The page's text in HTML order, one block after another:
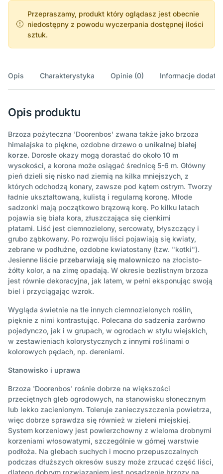
Przepraszamy, produkt który oglądasz jest obecnie
niedostępny z powodu wyczerpania dostępnej ilości
sztuk.
Opis Charakterystyka Opinie (0) Informacje
Opis produktu
Brzoza pożyteczna 'Doorenbos' zwana także jako brzoza
himalajska to piękne, ozdobne drzewo o unikalnej białej
korze. Dorosłe okazy mogą dorastać do około 10 m
wysokości, a korona może osiągać średnicę 5-6 m. Główny
pień dzieli się nisko nad ziemią na kilka mniejszych, z
których odchodzą konary, zawsze pod kątem ostrym. Tworzy
ładnie ukształtowaną, kulistą i regularną koronę. Młode
sadzonki mają początkowo brązową korę. Po kilku latach
pojawia się biała kora, złuszczająca się cienkimi
płatami. Liść jest ciemnozielony, sercowaty, błyszczący i
grubo ząbkowany. Po rozwoju liści pojawiają się kwiaty,
zebrane w podłużne, ozdobne kwiatostany (tzw. "kotki").
Jesienne liście przebarwiają się malowniczo na złocisto-
żółty kolor, a na zimę opadają. W okresie bezlistnym brzoza
jest równie dekoracyjna, jak latem, w pełni eksponując swoją
biel i przyciągając wzrok.
Wygląda świetnie na tle innych ciemnozielonych roślin,
pięknie z nimi kontrastując. Polecana do sadzenia zarówno
pojedynczo, jak i w grupach, w ogrodach w stylu wiejskich,
w zestawieniach kolorystycznych z innymi roślinami o
kolorowych pędach, np. dereniami.
Stanowisko i uprawa
Brzoza 'Doorenbos' rośnie dobrze na większości
przeciętnych gleb ogrodowych, na stanowisku słonecznym
lub lekko zacienionym. Toleruje zanieczyszczenia powietrza,
więc dobrze sprawdza się również w zieleni miejskiej.
System korzeniowy jest powierzchowny z wieloma drobnymi
korzeniami włosowatymi, szczególnie w górnej warstwie
podłoża. Na glebach suchych i mocno przepuszczalnych
podczas dłuższych okresów suszy może zrzucać część liści,
dlatego dobrym rozwiązaniem jest posadzenie brzozy na